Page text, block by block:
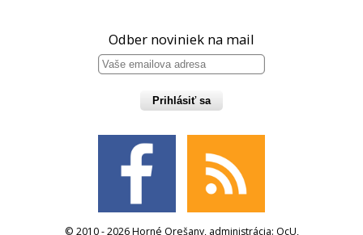
Odber noviniek na mail
Prihlásiť sa
© 2010 - 2026 Horné Orešany, administrácia: OcU,